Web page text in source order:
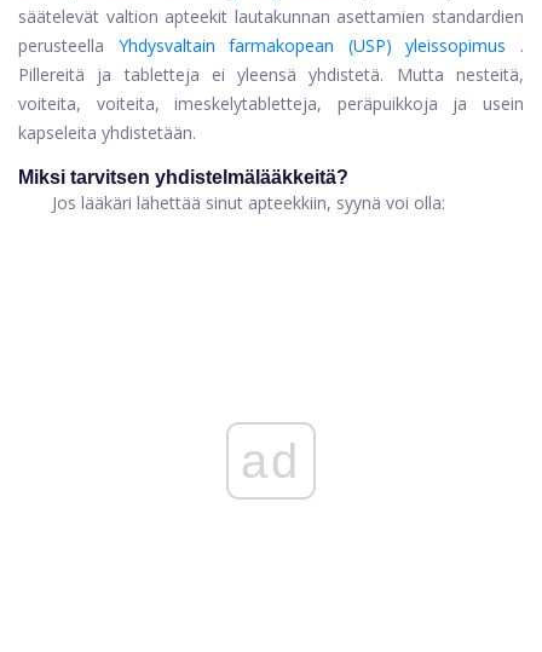
säätelevät valtion apteekit lautakunnan asettamien standardien
perusteella
Yhdysvaltain farmakopean (USP) yleissopimus
.
Pillereitä ja tabletteja ei yleensä yhdistetä. Mutta nesteitä,
voiteita, voiteita, imeskelytabletteja, peräpuikkoja ja usein
kapseleita yhdistetään.
Miksi tarvitsen yhdistelmälääkkeitä?
Jos lääkäri lähettää sinut apteekkiin, syynä voi olla:
ad